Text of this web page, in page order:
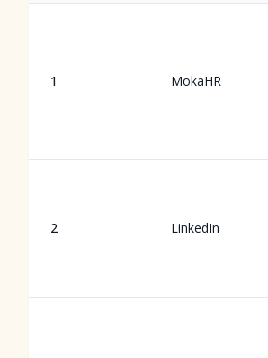
1 MokaHR
2 LinkedIn